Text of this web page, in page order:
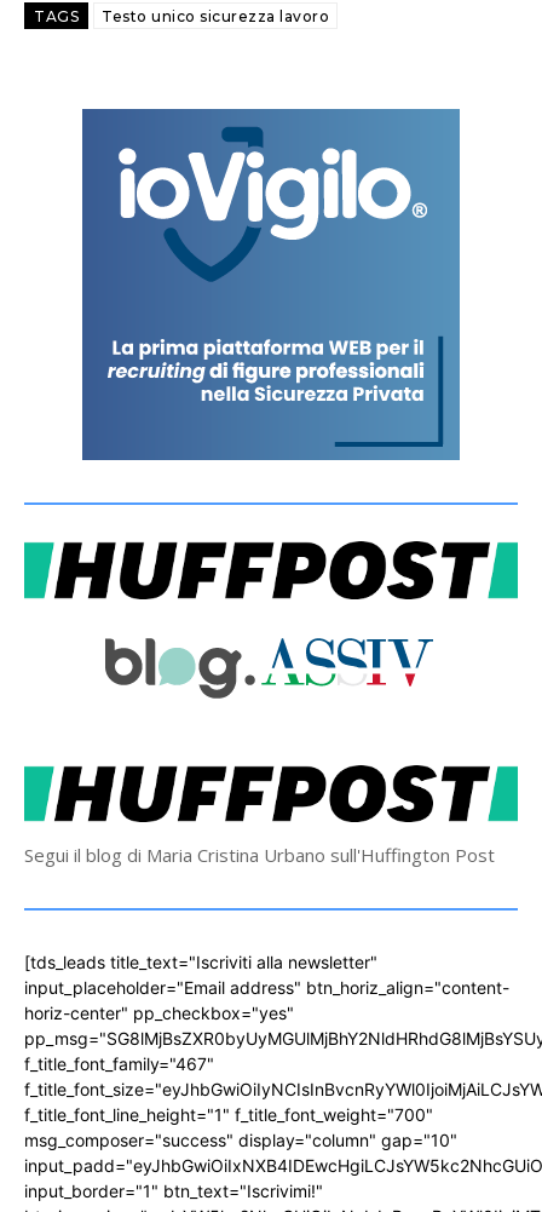
TAGS Testo unico sicurezza lavoro
Segui il blog di Maria Cristina Urbano sull'Huffington Post
[tds_leads title_text="Iscriviti alla newsletter"
input_placeholder="Email address" btn_horiz_align="content-
horiz-center" pp_checkbox="yes"
f_title_font_family="467"
f_title_font_line_height="1" f_title_font_weight="700"
msg_composer="success" display="column" gap="10"
input_border="1" btn_text="Iscrivimi!"